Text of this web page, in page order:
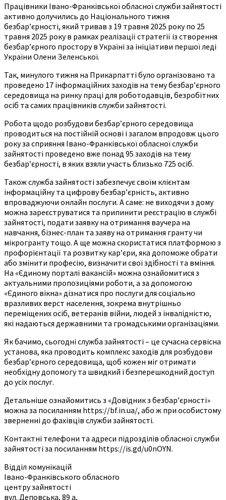
Працівники Івано-Франківської обласної служби зайнятості
активно долучились до Національного тижня
безбар’єрності, який тривав з 19 травня 2025 року по 25
травня 2025 року в рамках реалізації стратегії із створення
безбар’єрного простору в Україні за ініціативи першої леді
України Олени Зеленської.
Так, минулого тижня на Прикарпатті було організовано та
проведено 17 інформаційних заходів на тему безбар’єрного
середовища на ринку праці для роботодавців, безробітних
осіб та самих працівників служби зайнятості.
Робота щодо розбудови безбар’єрного середовища
проводиться на постійній основі і загалом впродовж цього
року за сприяння Івано-Франківської обласної служби
зайнятості проведено вже понад 95 заходів на тему
безбар’єрності, в яких взяли участь близько 725 осіб.
Також служба зайнятості забезпечує своїм клієнтам
інформаційну та цифрову безбар’єрність, активно
впроваджуючи онлайн послуги. А саме: не виходячи з дому
можна зареєструватися та припинити реєстрацію в службі
зайнятості, подати заявку на отримання ваучера на
навчання, бізнес-план та заяву на отримання гранту чи
мікрогранту тощо. А ще можна скористатися платформою з
профорієнтації та розвитку кар’єри, яка допоможе обрати
або змінити професію, визначити свої здібності та вміння.
На «Єдиному порталі вакансій» можна ознайомитися з
актуальними пропозиціями роботи, а за допомогою
«Єдиного вікна» дізнатися про послуги для соціально
вразливих верст населення, зокрема внутрішньо
переміщених осіб, ветеранів війни, людей з інвалідністю,
які надаються державними та громадськими організаціями.
Як бачимо, сьогодні служба зайнятості – це сучасна сервісна
установа, яка проводить комплекс заходів для розбудови
безбар’єрного середовища, щоб кожен міг отримати
необхідну допомогу та швидкий і безперешкодний доступ
до усіх послуг.
Детальніше ознайомитись з «Довідник з безбар’єрності»
можна за посиланням https://bf.in.ua/, або ж при особистому
зверненні до фахівців служби зайнятості.
Контактні телефони та адреси підрозділів обласної служби
зайнятості за посиланням https://is.gd/u0nOYN.
Відділ комунікацій
Івано-Франківського обласного
центру зайнятості
вул. Деповська, 89 а,